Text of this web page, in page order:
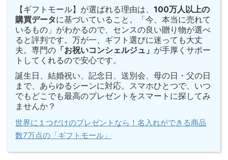
【ギフトモール】が選ばれる理由は、 100万人以上の
購買データに基づいていること。「今、本当に売れて
いるもの」がわかるので、センスの良い贈り物が選べ
ると評判です。万が一、ギフト選びに迷っても大丈
夫。専門の 「お祝いコンシェルジュ」 が手厚くサポー
トしてくれるので安心です。
誕生日、結婚祝い、記念日、送別会、母の日・父の日
まで、あらゆるシーンに対応。スマホひとつで、いつ
でもどこでも最高のプレゼントをスマートに探してみ
ませんか？
世界に１つだけのプレゼントなら！名入れができる商品
数7万点の「ギフトモール」